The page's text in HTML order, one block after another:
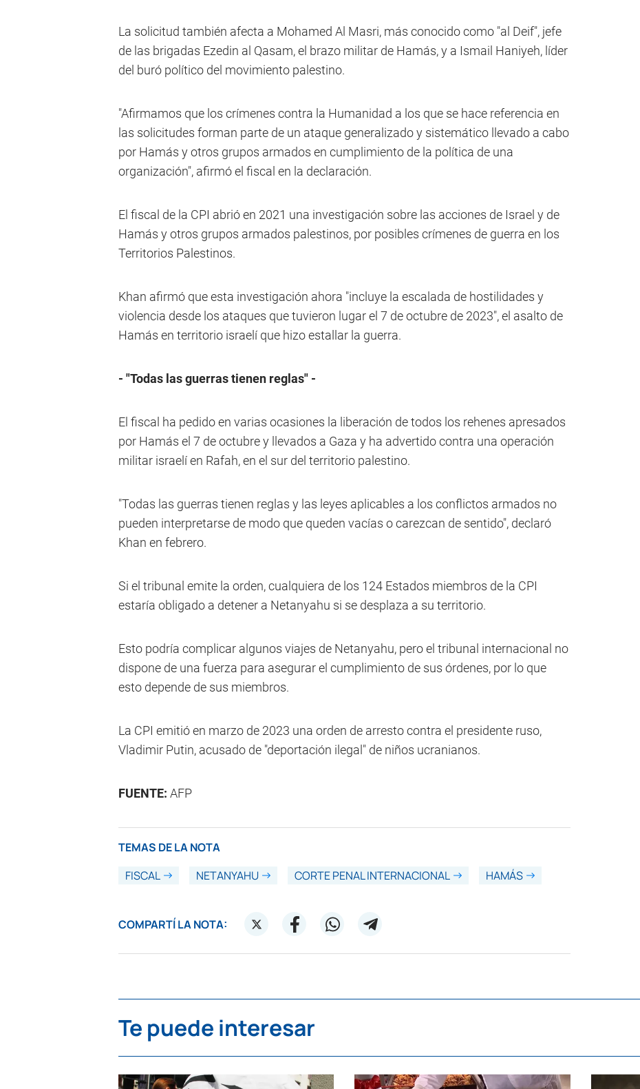
La solicitud también afecta a Mohamed Al Masri, más conocido como "al Deif", jefe
de las brigadas Ezedin al Qasam, el brazo militar de Hamás, y a Ismail Haniyeh, líder
del buró político del movimiento palestino.
"Afirmamos que los crímenes contra la Humanidad a los que se hace referencia en
las solicitudes forman parte de un ataque generalizado y sistemático llevado a cabo
por Hamás y otros grupos armados en cumplimiento de la política de una
organización", afirmó el fiscal en la declaración.
El fiscal de la CPI abrió en 2021 una investigación sobre las acciones de Israel y de
Hamás y otros grupos armados palestinos, por posibles crímenes de guerra en los
Territorios Palestinos.
Khan afirmó que esta investigación ahora "incluye la escalada de hostilidades y
violencia desde los ataques que tuvieron lugar el 7 de octubre de 2023", el asalto de
Hamás en territorio israelí que hizo estallar la guerra.
- "Todas las guerras tienen reglas" -
El fiscal ha pedido en varias ocasiones la liberación de todos los rehenes apresados
por Hamás el 7 de octubre y llevados a Gaza y ha advertido contra una operación
militar israelí en Rafah, en el sur del territorio palestino.
"Todas las guerras tienen reglas y las leyes aplicables a los conflictos armados no
pueden interpretarse de modo que queden vacías o carezcan de sentido", declaró
Khan en febrero.
Si el tribunal emite la orden, cualquiera de los 124 Estados miembros de la CPI
estaría obligado a detener a Netanyahu si se desplaza a su territorio.
Esto podría complicar algunos viajes de Netanyahu, pero el tribunal internacional no
dispone de una fuerza para asegurar el cumplimiento de sus órdenes, por lo que
esto depende de sus miembros.
La CPI emitió en marzo de 2023 una orden de arresto contra el presidente ruso,
Vladimir Putin, acusado de "deportación ilegal" de niños ucranianos.
FUENTE: AFP
TEMAS DE LA NOTA
FISCAL
NETANYAHU CORTE PENAL INTERNACIONAL HAMÁS
COMPARTÍ LA NOTA:
Te puede interesar